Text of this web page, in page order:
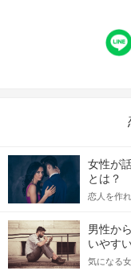
女性が
とは？
恋人を作
てアプロ
格的に始
をしっか
記事では
男性か
いやす
気になる